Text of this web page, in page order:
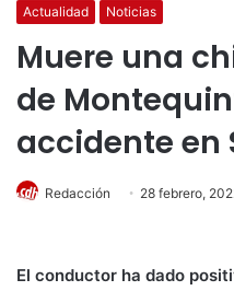
Actualidad Noticias
Muere una
de
accidente en
Redacción 28 febrero,
El conductor ha dado